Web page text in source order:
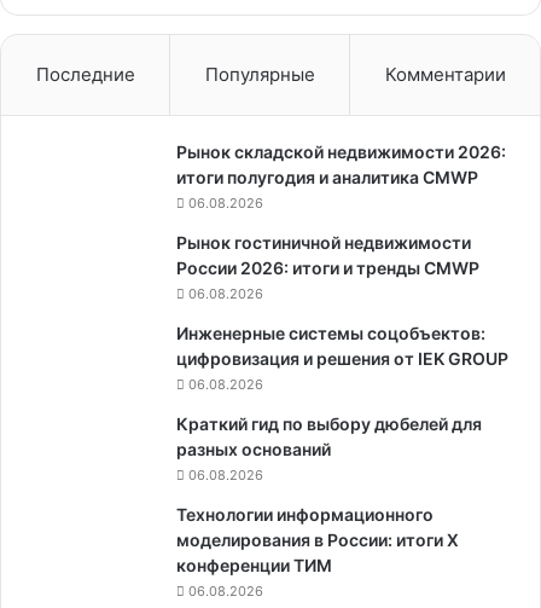
отрасли
Последние Популярные Комментарии
Рынок складской недвижимости 2026:
итоги полугодия и аналитика CMWP
06.08.2026
Рынок гостиничной недвижимости
России 2026: итоги и тренды CMWP
06.08.2026
Инженерные системы соцобъектов:
цифровизация и решения от IEK GROUP
06.08.2026
Краткий гид по выбору дюбелей для
разных оснований
06.08.2026
Технологии информационного
моделирования в России: итоги X
конференции ТИМ
06.08.2026